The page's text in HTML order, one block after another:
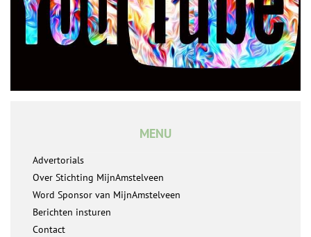
MENU
Advertorials
Over Stichting MijnAmstelveen
Word Sponsor van MijnAmstelveen
Berichten insturen
Contact